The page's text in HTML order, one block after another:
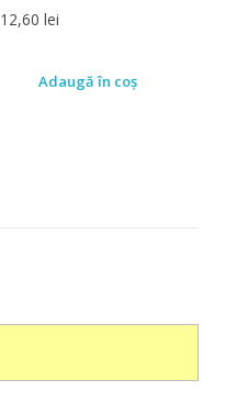
12,60 lei
Adaugă în coș